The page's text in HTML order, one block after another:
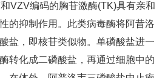
VZV编码的胸苷激酶(TK)具有亲和
的抑制作用。此类病毒酶将阿昔洛
盐，即核苷类似物。单磷酸盐进一
转化成二磷酸盐，再通过细胞中的